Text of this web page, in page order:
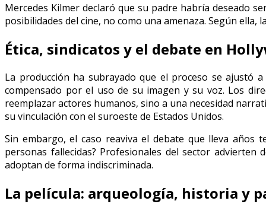
Mercedes Kilmer declaró que su padre habría deseado
posibilidades del cine, no como una amenaza. Según
Ética, sindicatos y el debate en
La producción ha subrayado que el proceso se ajustó
compensado por el uso de su imagen y su voz. Los
reemplazar actores humanos, sino a una necesidad
su vinculación con el suroeste de Estados Unidos.
Sin embargo, el caso reaviva el debate que lleva años
personas fallecidas? Profesionales del sector
adoptan de forma indiscriminada.
La película: arqueología, historia y